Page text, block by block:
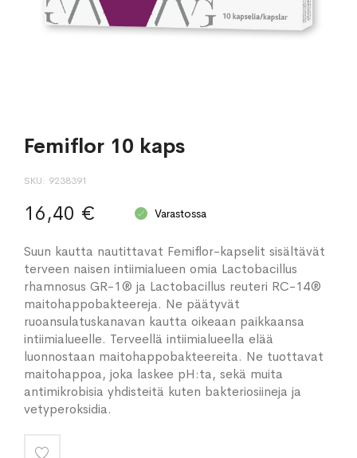
Femiflor 10 kaps
SKU 9238391
16,40 € Varastossa
Suun kautta nautittavat Femiflor-kapselit sisältävät
terveen naisen intiimialueen omia Lactobacillus
rhamnosus GR-1® ja Lactobacillus reuteri RC-14®
maitohappobakteereja. Ne päätyvät
ruoansulatuskanavan kautta oikeaan paikkaansa
intiimialueelle. Terveellä intiimialueella elää
luonnostaan maitohappobakteereita. Ne tuottavat
maitohappoa, joka laskee pH:ta, sekä muita
antimikrobisia yhdisteitä kuten bakteriosiineja ja
vetyperoksidia.